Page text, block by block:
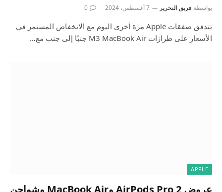
بواسطة فريق التحرير 7 أغسطس، 2024 0
تتدفق صفقات Apple مرة أخرى اليوم مع الانخفاض المستمر في
الأسعار على طرازات M3 MacBook Air جنبًا إلى جنب مع…
APPLE
عروض AirPods Pro 2 وMacBook Air وشواحن